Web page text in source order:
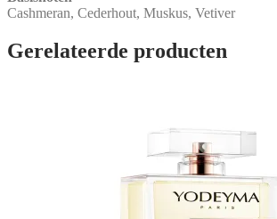
Cashmeran, Cederhout, Muskus, Vetiver
Gerelateerde producten